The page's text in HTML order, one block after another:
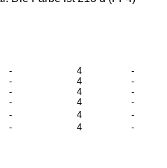
- 4
-
- 4
-
- 4
-
- 4
-
- 4
-
- 4 -